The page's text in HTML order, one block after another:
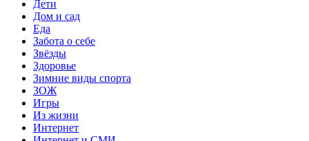
Дети
Дом и сад
Еда
Забота о себе
Звёзды
Здоровье
Зимние виды спорта
ЗОЖ
Игры
Из жизни
Интернет